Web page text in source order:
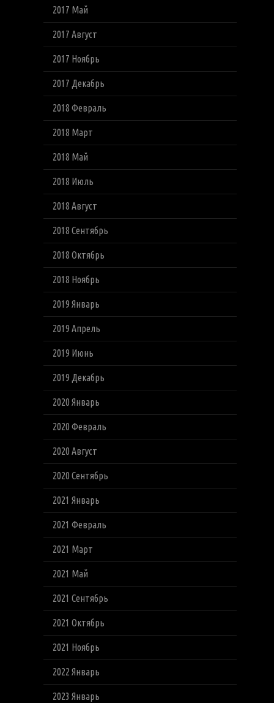
2017 Май
2017 Август
2017 Ноябрь
2017 Декабрь
2018 Февраль
2018 Март
2018 Май
2018 Июль
2018 Август
2018 Сентябрь
2018 Октябрь
2018 Ноябрь
2019 Январь
2019 Апрель
2019 Июнь
2019 Декабрь
2020 Январь
2020 Февраль
2020 Август
2020 Сентябрь
2021 Январь
2021 Февраль
2021 Март
2021 Май
2021 Сентябрь
2021 Октябрь
2021 Ноябрь
2022 Январь
2023 Январь